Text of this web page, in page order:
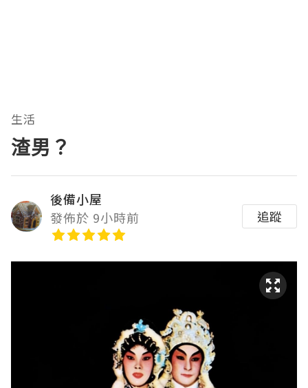
生活
渣男？
後備小屋
發佈於 9小時前
追蹤